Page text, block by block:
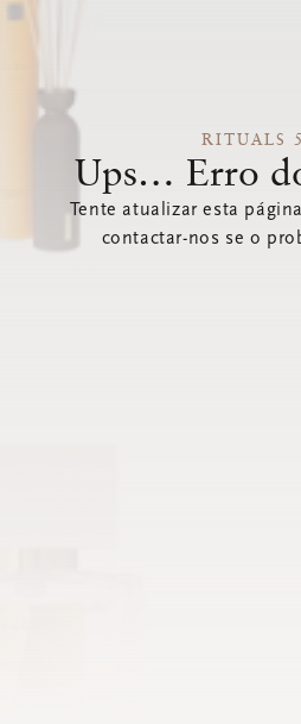
RITUALS
Ups… Erro
Tente atualizar esta
contactar-nos se o